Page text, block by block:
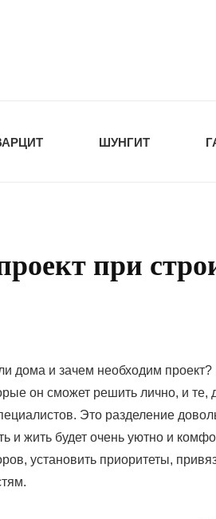
ШУНГИТ
при
дома и зачем необходим
он сможет решить лично, и
Это разделение
и жить будет очень уютно и
установить приоритеты,